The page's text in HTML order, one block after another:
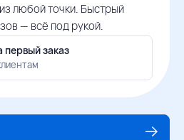
любой точки. Быстрый
— всё под рукой.
первый заказ